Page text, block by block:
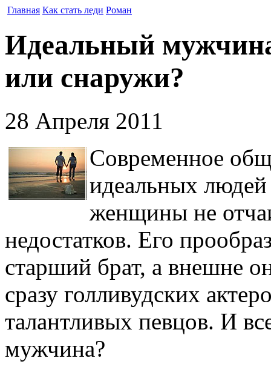
Главная Как стать леди Роман
Идеальный
или снаружи?
28 Апреля 2011
Современное
идеальных
женщины не
недостатков. Его
старший брат, а внешне
сразу голливудских
талантливых певцов. И
мужчина?